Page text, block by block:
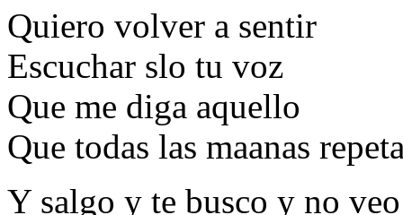
Quiero volver a sentir
Escuchar slo tu voz
Que me diga aquello
Que todas las maanas
Y salgo y te busco y no